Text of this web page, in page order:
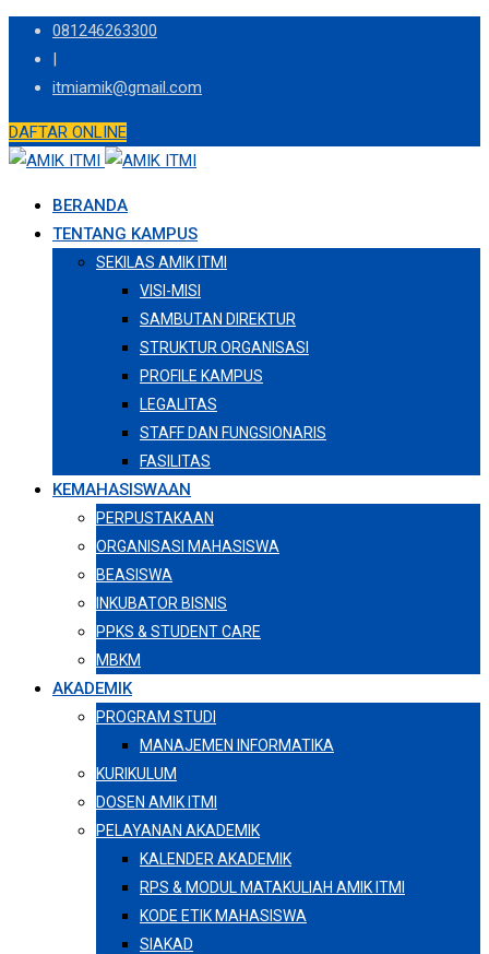
Skip
content
081246263300
|
itmiamik@gmail.com
DAFTAR ONLINE
BERANDA
TENTANG KAMPUS
SEKILAS AMIK ITMI
VISI-MISI
SAMBUTAN DIREKTUR
STRUKTUR ORGANISASI
PROFILE KAMPUS
LEGALITAS
STAFF DAN FUNGSIONARIS
FASILITAS
KEMAHASISWAAN
PERPUSTAKAAN
ORGANISASI MAHASISWA
BEASISWA
INKUBATOR BISNIS
PPKS & STUDENT CARE
MBKM
AKADEMIK
PROGRAM STUDI
MANAJEMEN INFORMATIKA
KURIKULUM
DOSEN AMIK ITMI
PELAYANAN AKADEMIK
KALENDER AKADEMIK
RPS & MODUL MATAKULIAH AMIK ITMI
KODE ETIK MAHASISWA
SIAKAD